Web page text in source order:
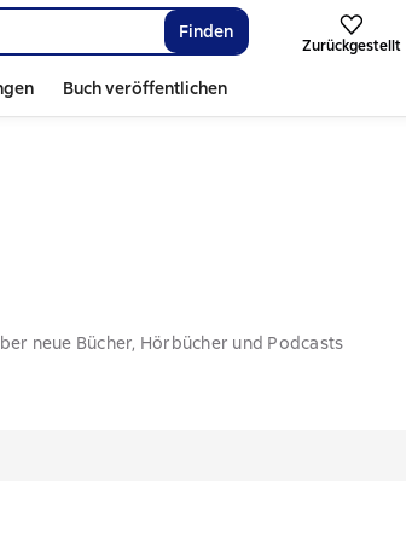
Finden
Zurückgestellt
Buch veröffentlichen
neue Bücher, Hörbücher und Podcasts